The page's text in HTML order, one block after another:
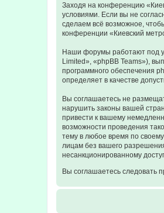
Заходя на конференцию
условиями. Если вы не
сделаем всё возможное,
конференции «Киевский
Наши форумы работают под
Limited», «phpBB Teams»),
программного обеспечения
определяет в качестве
Вы соглашаетесь не
нарушить законы вашей
привести к вашему
возможности проведения
тему в любое время по
лицам без вашего
несанкционированному
Вы соглашаетесь следовать